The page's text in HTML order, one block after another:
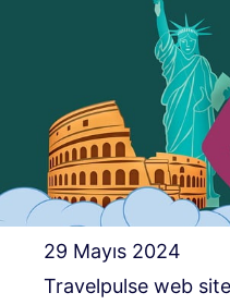
29 Mayıs 2024
Travelpulse web